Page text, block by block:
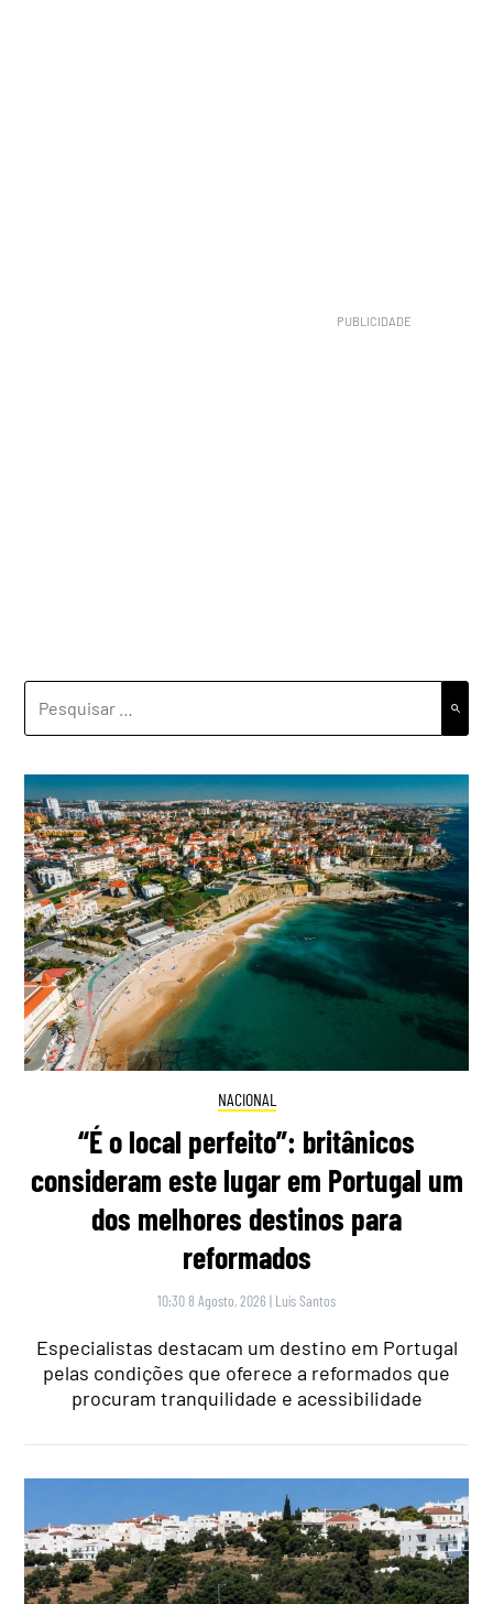
NACIONAL
“É o local perfeito”: britânicos
consideram este lugar em Portugal um
dos melhores destinos para
reformados
10:30 8 Agosto, 2026 | Luís Santos
Especialistas destacam um destino em Portugal
pelas condições que oferece a reformados que
procuram tranquilidade e acessibilidade